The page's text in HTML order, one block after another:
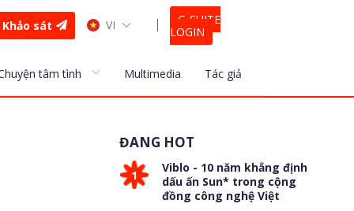
Khảo sát VI
G-SUITE
LOGIN
tâm tình Multimedia Tác giả
ĐANG HOT
1
Viblo - 10 năm khẳng định
dấu ấn Sun* trong cộng
đồng công nghệ Việt